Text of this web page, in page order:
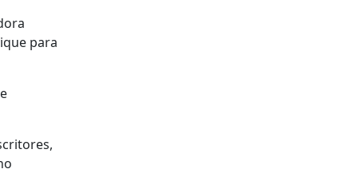
para